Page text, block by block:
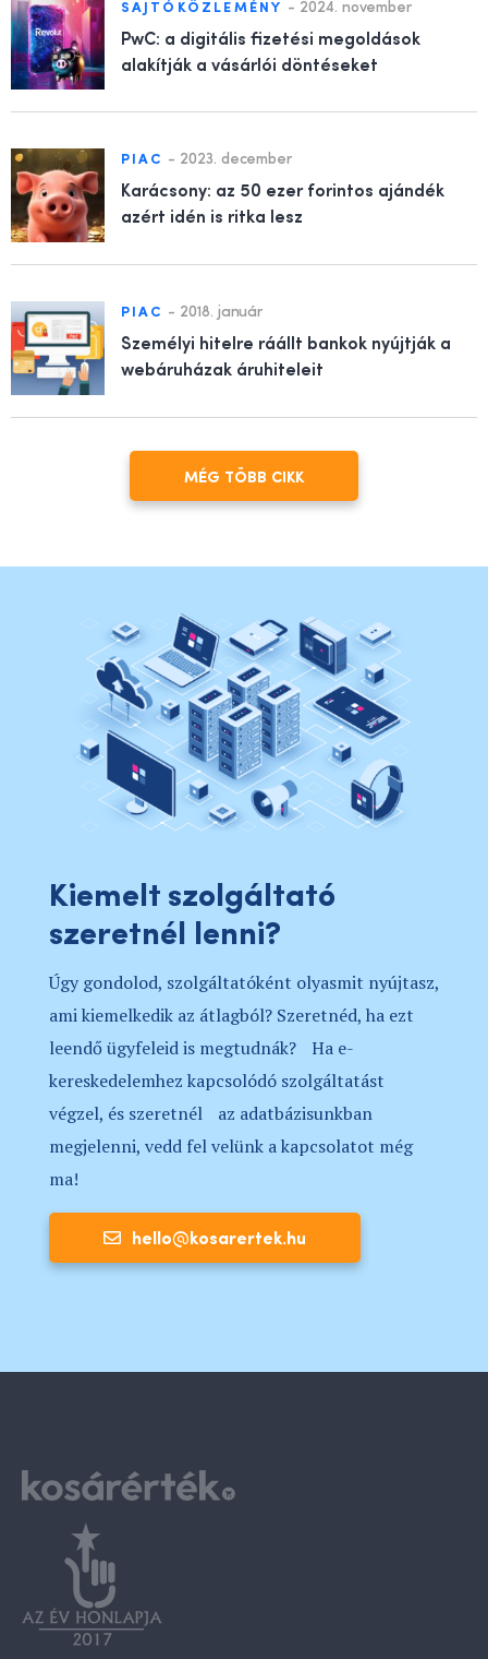
lehetőség, amely elősegítheti az online vásárlás terjedését és
növekedését. Az e-kereskedők számára lehetőséget kínál a
versenyképesség növelésére, míg a vásárlók számára kényelmes
és rugalmas fizetési megoldást jelent. Az e-kereskedelmi
területen az áruhitel alapú fizetési lehetőség egyre fontosabb
szerepet játszik, és hozzájárul az online vásárlás
egyszerűsítéséhez és elérhetővé tételéhez olyan vásárlók
számára, akiknek szükségük van afizetési kényelemre és a
finanszírozási lehetőségekre.
SAJTÓKÖZLEMÉNY - 2024. november
PwC: a digitális fizetési megoldások
alakítják a vásárlói döntéseket
PIAC - 2023. december
Karácsony: az 50 ezer forintos ajándék
azért idén is ritka lesz
PIAC - 2018. január
Személyi hitelre ráállt bankok nyújtják a
webáruházak áruhiteleit
MÉG TÖBB CIKK
Kiemelt szolgáltató
szeretnél lenni?
Úgy gondolod, szolgáltatóként olyasmit nyújtasz,
ami kiemelkedik az átlagból? Szeretnéd, ha ezt
leendő ügyfeleid is megtudnák? Ha e-
kereskedelemhez kapcsolódó szolgáltatást
végzel, és szeretnél az adatbázisunkban
megjelenni, vedd fel velünk a kapcsolatot még
ma!
hello@kosarertek.hu